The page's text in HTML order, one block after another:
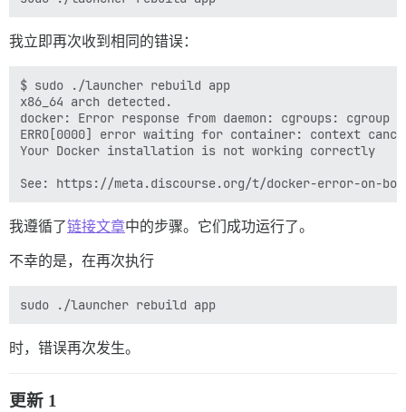
我立即再次收到相同的错误：
$ sudo ./launcher rebuild app
x86_64 arch detected.
docker: Error response from daemon: cgroups: cgroup
ERRO[0000] error waiting for container: context
Your Docker installation is not working correctly
我遵循了链接文章中的步骤。它们成功运行了。
不幸的是，在再次执行
时，错误再次发生。
更新 1